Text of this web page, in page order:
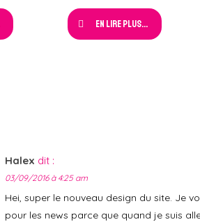
En lire plus...
Halex dit :
03/09/2016 à 4:25 am
Hei, super le nouveau design du site. Je
pour les news parce que quand je suis